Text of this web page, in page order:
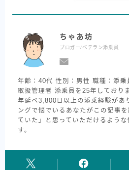
ちゃあ坊
ブロガー/ベテラン添乗員
年齢：40代 性別：男性 職種：添乗
取扱管理者 添乗員を25年しており
年延べ3,800日以上の添乗経験があ
ングで悩でいるあなたがこの記事
ていた」と思っていただけるよう
す。